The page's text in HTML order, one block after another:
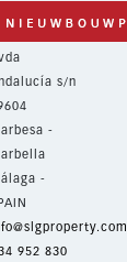
s/n
-
-
952 830